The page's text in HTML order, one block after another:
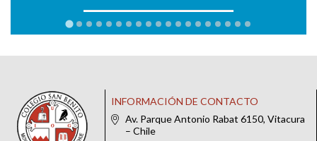
INFORMACIÓN DE CONTACTO
Av. Parque Antonio Rabat 6150, Vitacura
– Chile